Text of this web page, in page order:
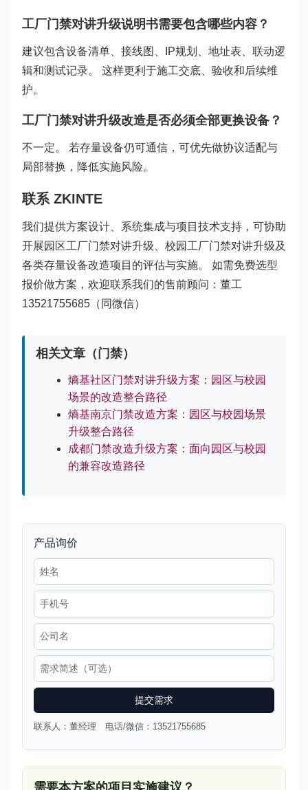
工厂门禁对讲升级说明书需要包含哪些内容？
建议包含设备清单、接线图、IP规划、地址表、联动逻
辑和测试记录。 这样更利于施工交底、验收和后续维
护。
工厂门禁对讲升级改造是否必须全部更换设备？
不一定。 若存量设备仍可通信，可优先做协议适配与
局部替换，降低实施风险。
联系 ZKINTE
我们提供方案设计、系统集成与项目技术支持，可协助
开展园区工厂门禁对讲升级、校园工厂门禁对讲升级及
各类存量设备改造项目的评估与实施。 如需免费选型
报价做方案，欢迎联系我们的售前顾问：董工
13521755685（同微信）
相关文章（门禁）
熵基社区门禁对讲升级方案：园区与校园
场景的改造整合路径
熵基南京门禁改造方案：园区与校园场景
升级整合路径
成都门禁改造升级方案：面向园区与校园
的兼容改造路径
产品询价
提交需求
联系人：董经理 电话/微信：13521755685
需要本方案的项目实施建议？